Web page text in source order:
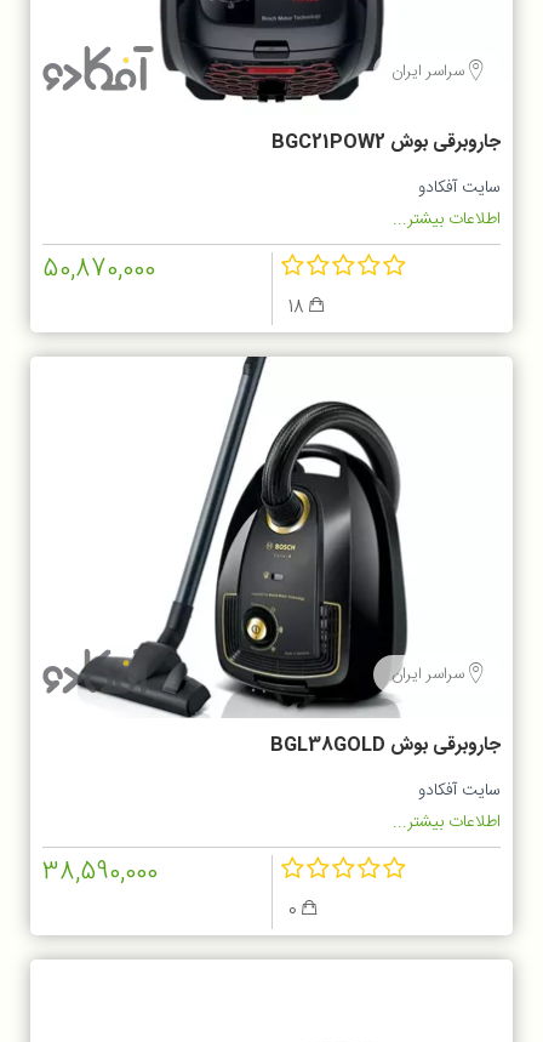
سراسر ایران
جاروبرقی بوش BGC21POW2
سایت آفکادو
اطلاعات بیشتر...
18
50,870,000
سراسر ایران
جاروبرقی بوش BGL38GOLD
سایت آفکادو
اطلاعات بیشتر...
0
38,590,000